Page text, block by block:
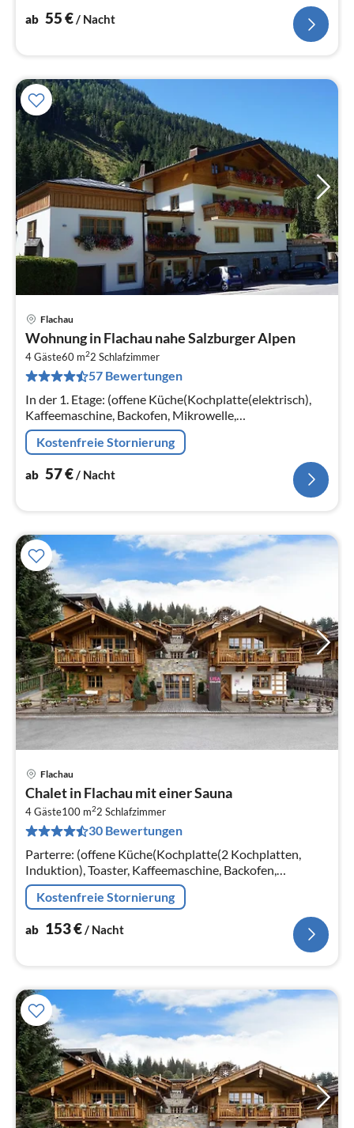
ab 55€/ Nacht
Flachau
Wohnung in Flachau nahe Salzburger Alpen
4 Gäste60 m22 Schlafzimmer
57 Bewertungen
In der 1. Etage: (offene Küche(Kochplatte(elektrisch),
Kaffeemaschine, Backofen, Mikrowelle,
Kühl-/Gefrierkombination), Schlafzimmer(Doppelbett,
TV(Kabel))
Kostenfreie Stornierung
ab 57€/ Nacht
Flachau
Chalet in Flachau mit einer Sauna
4 Gäste100 m22 Schlafzimmer
30 Bewertungen
Parterre: (offene Küche(Kochplatte(2 Kochplatten,
Induktion), Toaster, Kaffeemaschine, Backofen,
Spülmaschine, Kühlschrank)
Kostenfreie Stornierung
ab 153€/ Nacht